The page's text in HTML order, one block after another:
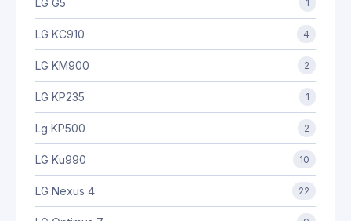
1
LG KC910 4
LG KM900 2
LG KP235 1
Lg KP500 2
LG Ku990 10
LG Nexus 4 22